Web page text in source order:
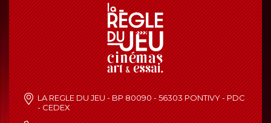
LA REGLE DU JEU - BP 80090 - 56303 PONTIVY - PDC
- CEDEX